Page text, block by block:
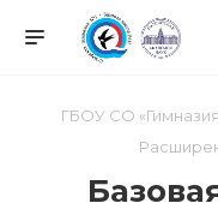
ГБОУ СО